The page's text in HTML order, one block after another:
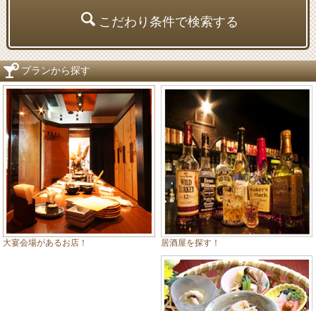
こだわり条件で検索する
プランから探す
大宴会場があるお店！ 居酒屋を探す！